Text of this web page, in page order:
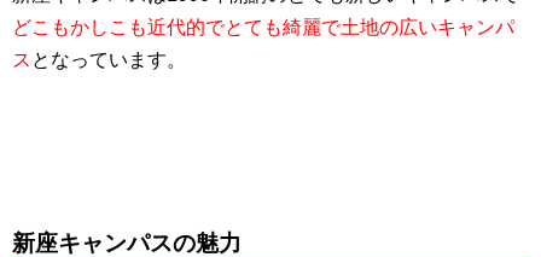
どこもかしこも近代的でとても綺麗で土地の広いキャンパ
ス となっています。
新座キャンパスの魅力